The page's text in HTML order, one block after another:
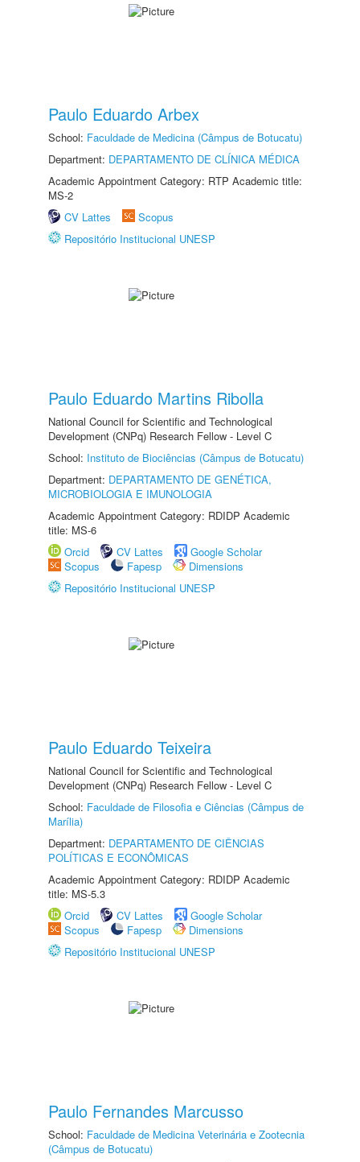
Paulo Eduardo Arbex
School: Faculdade de Medicina (Câmpus de Botucatu)
Department: DEPARTAMENTO DE CLÍNICA MÉDICA
Academic Appointment Category: RTP Academic title:
MS-2
CV Lattes
Scopus
Repositório Institucional UNESP
Paulo Eduardo Martins Ribolla
National Council for Scientific and Technological
Development (CNPq) Research Fellow - Level C
School: Instituto de Biociências (Câmpus de Botucatu)
Department: DEPARTAMENTO DE GENÉTICA,
MICROBIOLOGIA E IMUNOLOGIA
Academic Appointment Category: RDIDP Academic
title: MS-6
Orcid
CV Lattes
Google Scholar
Scopus
Fapesp
Dimensions
Repositório Institucional UNESP
Paulo Eduardo Teixeira
National Council for Scientific and Technological
Development (CNPq) Research Fellow - Level C
School: Faculdade de Filosofia e Ciências (Câmpus de
Marília)
Department: DEPARTAMENTO DE CIÊNCIAS
POLÍTICAS E ECONÔMICAS
Academic Appointment Category: RDIDP Academic
title: MS-5.3
Orcid
CV Lattes
Google Scholar
Scopus
Fapesp
Dimensions
Repositório Institucional UNESP
Paulo Fernandes Marcusso
School: Faculdade de Medicina Veterinária e Zootecnia
(Câmpus de Botucatu)